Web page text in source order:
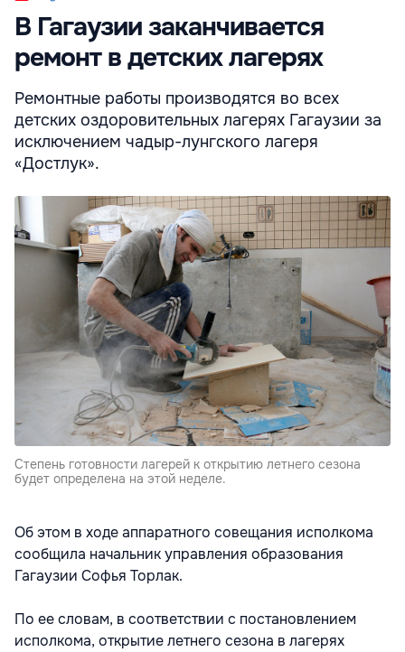
В Гагаузии заканчивается
ремонт в детских лагерях
Ремонтные работы производятся во всех
детских оздоровительных лагерях Гагаузии за
исключением чадыр-лунгского лагеря
«Достлук».
Степень готовности лагерей к открытию летнего сезона
будет определена на этой неделе.
Об этом в ходе аппаратного совещания исполкома
сообщила начальник управления образования
Гагаузии Софья Торлак.
По ее словам, в соответствии с постановлением
исполкома, открытие летнего сезона в лагерях